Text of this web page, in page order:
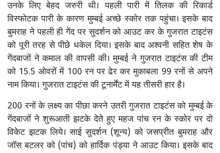
उनके लिए बेहद जरुरी थी। पहली पारी में तिलक की रिकार्ड
विस्फोटक पारी के कारण मुम्बई अच्छे स्कोर तक पहुंचा। इसके बाद
बुमराह ने पहली ही गेंद पर सुदर्शन को आउट कर के गुजरात टाइटंस
को पूरी तरह से पीछे धकेल दिया। इसके बाद अश्वनी सहित शेष के
गेंदबाजों ने कमाल की वापसी की। मुम्बई ने गुजरात टाइटंस की टीम
को 15.5 ओवरों में 100 रन पर ढेर कर मुकाबला 99 रनों से अपने
नाम किया। गुजरात टाइटंस की टूनार्मेंट में यह तीसरी हार है।
200 रनों के लक्ष्य का पीछा करने उतरी गुजरात टाइटंस को मुम्बई के
गेंदबाजों ने शुरूआती झटके देते हुए महज पांच रन के स्कोर पर दो
विकेट झटक लिये। साई सुदर्शन (शून्य) को जसप्रीत बुमराह और
जॉस बटलर को (पांच) को हार्दिक पंड्या ने आउट किया। इसके बाद